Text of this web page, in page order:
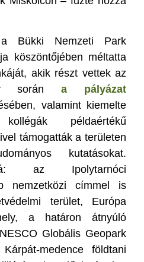
Bükki Nemzeti Park
köszöntőjében méltatta
akik részt vettek az
sorána pályázat
valamint kiemelte
példaértékű
támogatták a területen
kutatásokat.
az Ipolytarnóci
nemzetközi címmel is
terület, Európa
a határon átnyúló
Globális Geopark
medence földtani